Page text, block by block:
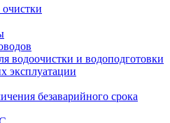
водоочистки и водоподготовки
эксплуатации
безаварийного срока